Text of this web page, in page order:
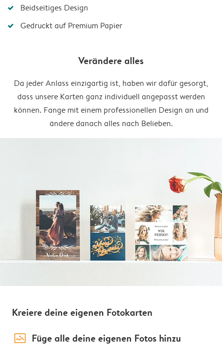
Beidseitiges Design
Gedruckt auf Premium Papier
Verändere alles
Da jeder Anlass einzigartig ist, haben wir dafür gesorgt,
dass unsere Karten ganz individuell angepasst werden
können. Fange mit einem professionellen Design an und
ändere danach alles nach Belieben.
Kreiere deine eigenen Fotokarten
image_placeholder Füge alle deine eigenen Fotos hinzu